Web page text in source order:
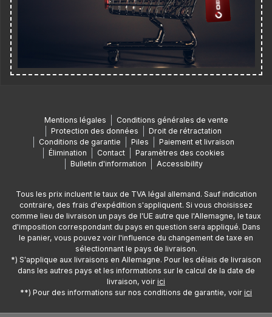
Mentions légales
Conditions générales de vente
Protection des données
Droit de rétractation
Conditions de garantie
Piles
Paiement et livraison
Élimination
Contact
Paramètres des cookies
Bulletin d'information
Accessibility
Tous les prix incluent le taux de TVA légal allemand. Sauf indication
contraire, des frais d'expédition s'appliquent. Si vous choisissez
comme lieu de livraison un pays de l'UE autre que l'Allemagne, le taux
d'imposition correspondant du pays en question sera appliqué. Dans
le panier, vous pouvez voir l'influence du changement de taxe en
sélectionnant le pays de livraison.
*) S'applique aux livraisons en Allemagne. Pour les délais de livraison
dans les autres pays et les informations sur le calcul de la date de
livraison, voir ici
**) Pour des informations sur nos conditions de garantie, voir ici